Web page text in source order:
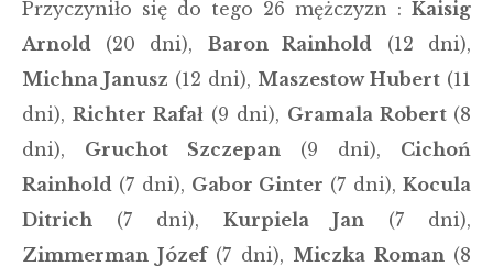
Przyczyniło się do tego 26 mężczyzn : Kaisig
Arnold (20 dni), Baron Rainhold (12 dni),
Michna Janusz (12 dni), Maszestow Hubert (11
dni), Richter Rafał (9 dni), Gramala Robert (8
dni), Gruchot Szczepan (9 dni), Cichoń
Rainhold (7 dni), Gabor Ginter (7 dni),Kocula
Ditrich (7 dni), Kurpiela Jan (7 dni),
Zimmerman Józef(7 dni), Miczka Roman (8